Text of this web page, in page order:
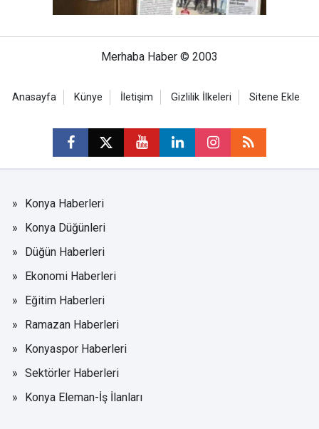
Merhaba Haber © 2003
Anasayfa Künye İletişim Gizlilik İlkeleri Sitene Ekle
Konya Haberleri
Konya Düğünleri
Düğün Haberleri
Ekonomi Haberleri
Eğitim Haberleri
Ramazan Haberleri
Konyaspor Haberleri
Sektörler Haberleri
Konya Eleman-İş İlanları